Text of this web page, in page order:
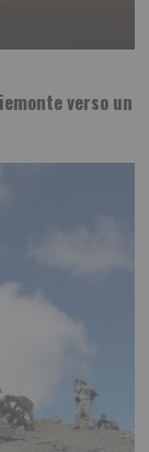
verso un